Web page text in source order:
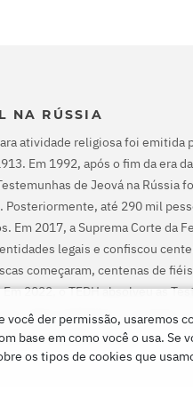
NA RÚSSIA
atividade religiosa foi emitida
Em 1992, após o fim da era da
de Jeová na Rússia
até 290 mil
Em 2017, a Suprema Corte da
legais e confiscou
começaram, centenas de
2022, o TEDH absolveu as
interrompessem o processo
causados a elas.
você der permissão, usaremos
base em como você o usa.
os tipos de cookies que